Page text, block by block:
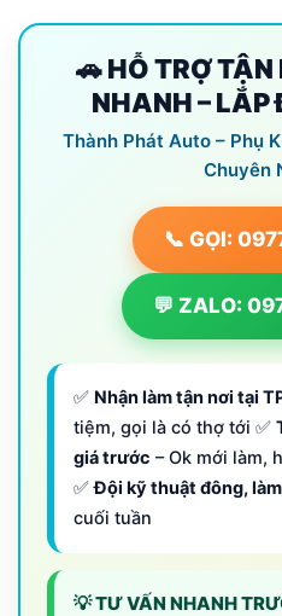
🚗 HỖ TRỢ TẬN
NHANH – LẮP
Thành Phát Auto – Phụ
Chuyên
📞 GỌI:
💬 ZALO:
✅ Nhận làm tận nơi tại
tiệm, gọi là có thợ tới ✅
giá trước – Ok mới làm,
✅Đội kỹ thuật đông,
cuối tuần
💡 TƯ VẤN NHANH